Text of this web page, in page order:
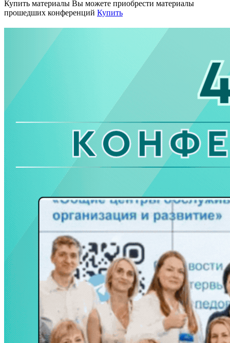
Купить материалы Вы можете приобрести материалы
прошедших конференций Купить